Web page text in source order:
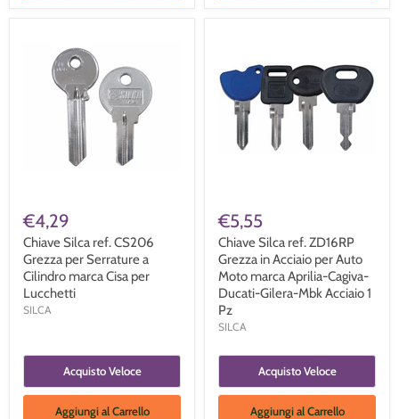
€4,29
Chiave Silca ref. CS206
Grezza per Serrature a
Cilindro marca Cisa per
Lucchetti
SILCA
Acquisto Veloce
Aggiungi al Carrello
€5,55
Chiave Silca ref. ZD16RP
Grezza in Acciaio per Auto
Moto marca Aprilia-Cagiva-
Ducati-Gilera-Mbk Acciaio 1
Pz
SILCA
Acquisto Veloce
Aggiungi al Carrello